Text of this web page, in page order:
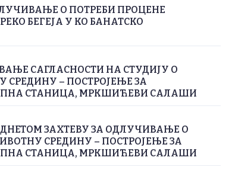
О ПОТРЕБИ ПРОЦЕНЕ
БЕГЕЈА У КО БАНАТСКО
САГЛАСНОСТИ НА СТУДИЈУ О
– ПОСТРОЈЕЊЕ ЗА
СТАНИЦА, МРКШИЋЕВИ САЛАШИ
ЗАХТЕВУ ЗА ОДЛУЧИВАЊЕ О
СРЕДИНУ – ПОСТРОЈЕЊЕ ЗА
СТАНИЦА, МРКШИЋЕВИ САЛАШИ